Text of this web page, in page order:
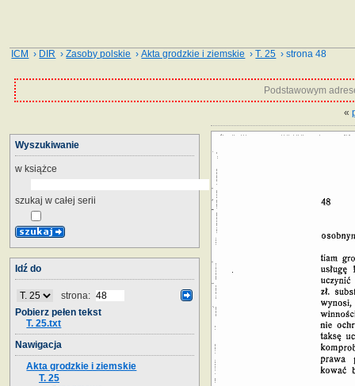
ICM › DIR ›Zasoby polskie ›Akta grodzkie i ziemskie ›T. 25 › strona 48
Podstawowym
«
Wyszukiwanie
w książce
szukaj w całej serii
Idź do
strona:
Pobierz pełen tekst
T. 25.txt
Nawigacja
Akta grodzkie i ziemskie
T. 25